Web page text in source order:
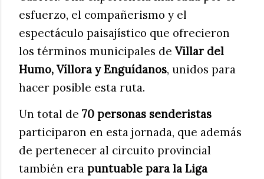
esfuerzo, el compañerismo y el
espectáculo paisajístico que ofrecieron
los términos municipales de Villar del
Humo, Víllora y Enguídanos, unidos para
hacer posible esta ruta.
Un total de 70 personas senderistas
participaron en esta jornada, que además
de pertenecer al circuito provincial
también era puntuable para la Liga